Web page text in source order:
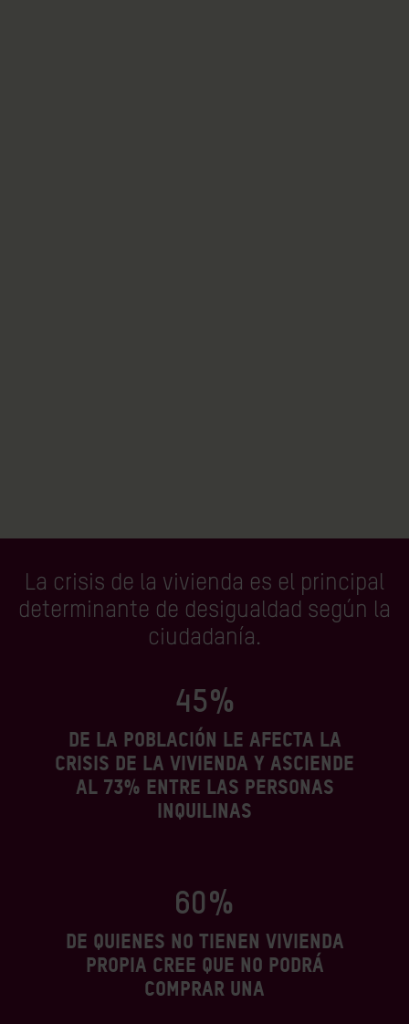
La crisis de la vivienda es el principal
determinante de desigualdad según la
ciudadanía.
45%
de la población le afecta la
crisis de la vivienda y asciende
al 73% entre las personas
inquilinas
60%
de quienes no tienen vivienda
propia cree que no podrá
comprar una